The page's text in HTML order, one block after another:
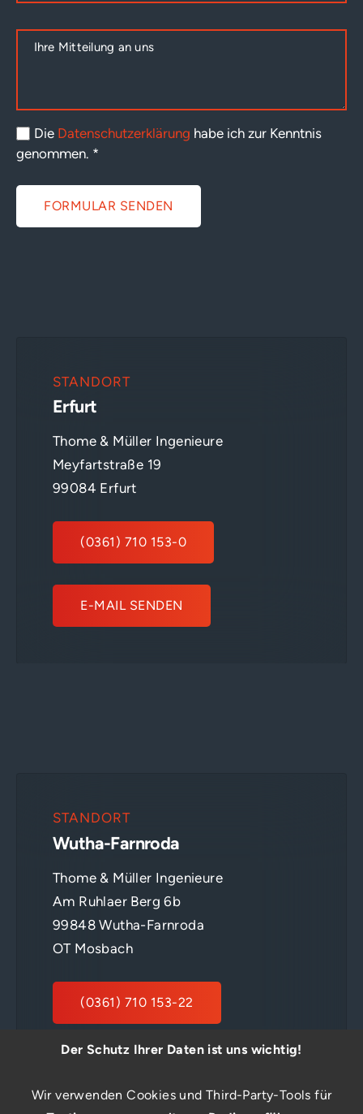
Die Datenschutzerklärung habe ich zur Kenntnis
genommen. *
FORMULAR SENDEN
STANDORT
Erfurt
Thome & Müller Ingenieure
Meyfartstraße 19
99084 Erfurt
(0361) 710 153-0
E-MAIL SENDEN
STANDORT
Wutha-Farnroda
Thome & Müller Ingenieure
Am Ruhlaer Berg 6b
99848 Wutha-Farnroda
OT Mosbach
(0361) 710 153-22
Der Schutz Ihrer Daten ist uns wichtig!
Wir verwenden Cookies und Third-Party-Tools für